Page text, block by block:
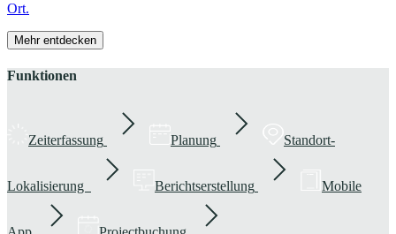
Ort.
Mehr entdecken
Funktionen
Zeiterfassung Planung Standort-
Lokalisierung Berichtserstellung Mobile